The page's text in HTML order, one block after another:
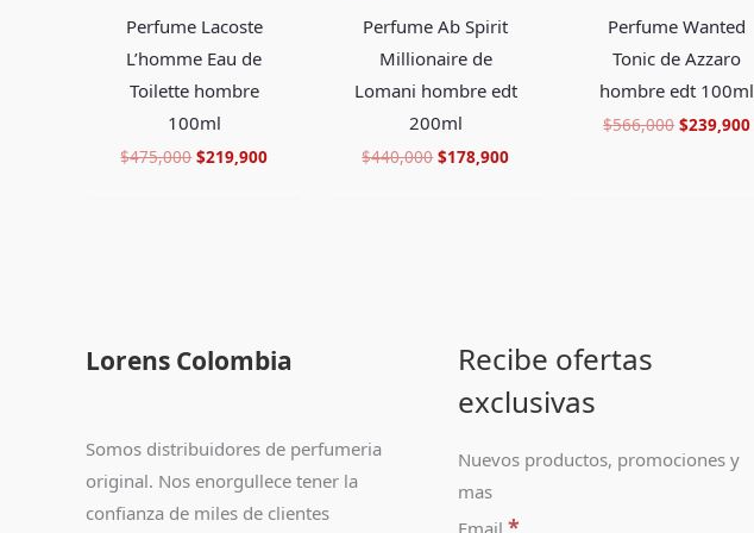
Perfume Lacoste
L’homme Eau de
Toilette hombre
100ml
$475,000 $219,900
Perfume Ab Spirit
Millionaire de
Lomani hombre edt
200ml
$440,000 $178,900
Perfume Wanted
Tonic de Azzaro
hombre edt 100ml
$566,000 $239,900
Lorens Colombia
Somos distribuidores de perfumeria
original. Nos enorgullece tener la
confianza de miles de clientes
Recibe ofertas
exclusivas
Nuevos productos, promociones y
mas
Email *